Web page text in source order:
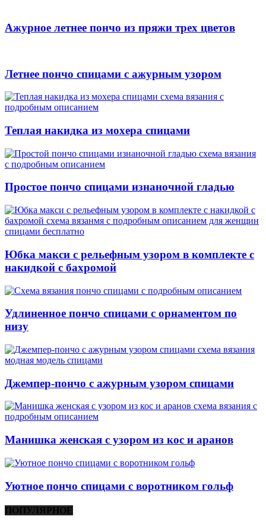
Ажурное летнее пончо из пряжи трех цветов
Летнее пончо спицами с ажурным узором
Теплая накидка из мохера спицами
Простое пончо спицами изнаночной гладью
Юбка макси с рельефным узором в комплекте с
накидкой с бахромой
Удлиненное пончо спицами с орнаментом по
низу
Джемпер-пончо с ажурным узором спицами
Манишка женская с узором из кос и аранов
Уютное пончо спицами с воротником гольф
ПОПУЛЯРНОЕ